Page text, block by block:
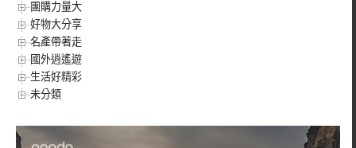
團購力量大
好物大分享
名產帶著走
國外逍遙遊
生活好精彩
未分類